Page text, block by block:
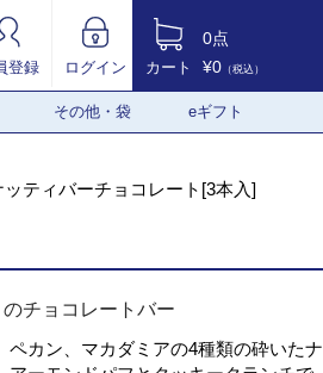
登録 ログイン カート
0点
¥0 （税込）
その他・袋 eギフト
ッティバーチョコレート[3本入]
チョコレートバー
ペカン、マカダミアの4種類の砕いたナ